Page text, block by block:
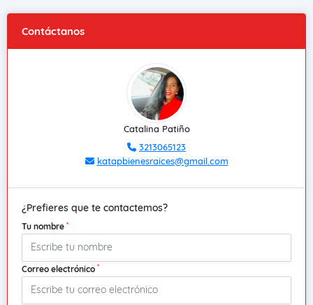
Contáctanos
Catalina Patiño
3213065123
katapbienesraices@gmail.com
¿Prefieres que te contactemos?
Tu nombre *
Correo electrónico *